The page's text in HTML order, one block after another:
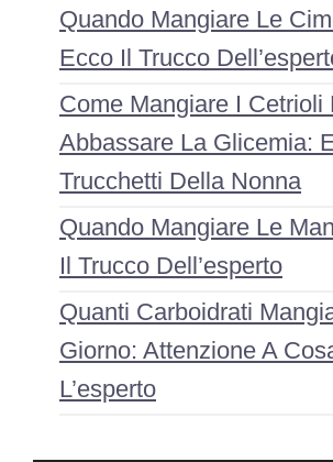
Quando Mangiare Le
Ecco Il Trucco
Come Mangiare I Cetrioli
Abbassare La Glicemia:
Trucchetti Della Nonna
Quando Mangiare Le
Il Trucco Dell’esperto
Quanti Carboidrati
Giorno: Attenzione A
L’esperto